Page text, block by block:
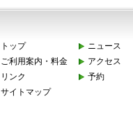
トップ
ニュース
ご利用案内・料金
アクセス
リンク
予約
サイトマップ